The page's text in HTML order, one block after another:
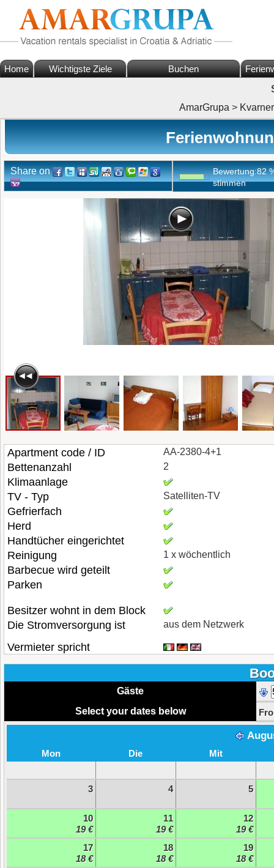
Home Wichtigste Ziele Buchen
AmarGrupa > Kvarner
Share on Bewertung:82
stimmen
Apartment code / ID AA-2380-4+1
Bettenanzahl 2
Klimaanlage
TV - Typ
Satelliten-TV
Gefrierfach
Herd
Handtücher eingerichtet
Reinigung
1 x wöchentlich
Barbecue wird geteilt
Parken
Besitzer wohnt in dem Block
Die Stromversorgung ist
aus dem Netzwerk
Vermieter spricht
Gäste
Select your dates below
Mon Die Mit
3 4 5
10
19 €
11
19 €
12
19 €
17
18 €
18
18 €
19
18 €